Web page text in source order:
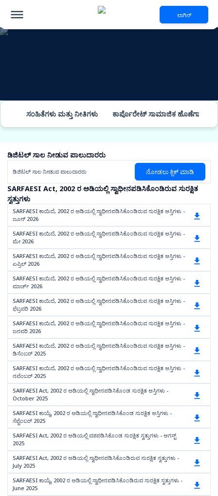
ಲಾಗಿನ್
ಹೂಡಿಕೆದಾರರ ಸಂಬಂಧಗಳು
ಸಂಹಿತೆಗಳು ಮತ್ತು ನೀತಿಗಳು ಕಾರ್ಪೊರೇಟ್ ಸಾಮಾಜಿಕ ಹೊಣೆಗಾರಿಕೆ
ಡಿಜಿಟಲ್ ಸಾಲ ನೀಡುವ ಪಾಲುದಾರರು
ಡಿಜಿಟಲ್ ಸಾಲ ನೀಡುವ ಪಾಲುದಾರರು ನೋಡಲು ಕ್ಲಿಕ್ ಮಾಡಿ
SARFAESI Act, 2002 ರ ಅಡಿಯಲ್ಲಿ ಸ್ವಾಧೀನಪಡಿಸಿಕೊಂಡಿರುವ ಸುರಕ್ಷಿತ
ಸ್ವತ್ತುಗಳು
SARFAESI ಕಾಯಿದೆ, 2002 ರ ಅಡಿಯಲ್ಲಿ ಸ್ವಾಧೀನಪಡಿಸಿಕೊಂಡಿರುವ ಸುರಕ್ಷಿತ ಆಸ್ತಿಗಳು -
ಜೂನ್ 2026
SARFAESI ಕಾಯಿದೆ, 2002 ರ ಅಡಿಯಲ್ಲಿ ಸ್ವಾಧೀನಪಡಿಸಿಕೊಂಡಿರುವ ಸುರಕ್ಷಿತ ಆಸ್ತಿಗಳು -
ಮೇ 2026
SARFAESI ಕಾಯಿದೆ, 2002 ರ ಅಡಿಯಲ್ಲಿ ಸ್ವಾಧೀನಪಡಿಸಿಕೊಂಡಿರುವ ಸುರಕ್ಷಿತ ಆಸ್ತಿಗಳು -
ಏಪ್ರಿಲ್ 2026
SARFAESI ಕಾಯಿದೆ, 2002 ರ ಅಡಿಯಲ್ಲಿ ಸ್ವಾಧೀನಪಡಿಸಿಕೊಂಡಿರುವ ಸುರಕ್ಷಿತ ಆಸ್ತಿಗಳು -
ಮಾರ್ಚ್ 2026
SARFAESI ಕಾಯಿದೆ, 2002 ರ ಅಡಿಯಲ್ಲಿ ಸ್ವಾಧೀನಪಡಿಸಿಕೊಂಡಿರುವ ಸುರಕ್ಷಿತ ಆಸ್ತಿಗಳು -
ಫೆಬ್ರವರಿ 2026
SARFAESI ಕಾಯಿದೆ, 2002 ರ ಅಡಿಯಲ್ಲಿ ಸ್ವಾಧೀನಪಡಿಸಿಕೊಂಡಿರುವ ಸುರಕ್ಷಿತ ಆಸ್ತಿಗಳು -
ಜನವರಿ 2026
SARFAESI ಕಾಯಿದೆ, 2002 ರ ಅಡಿಯಲ್ಲಿ ಸ್ವಾಧೀನಪಡಿಸಿಕೊಂಡಿರುವ ಸುರಕ್ಷಿತ ಆಸ್ತಿಗಳು -
ಡಿಸೆಂಬರ್ 2025
SARFAESI ಕಾಯಿದೆ, 2002 ರ ಅಡಿಯಲ್ಲಿ ಸ್ವಾಧೀನಪಡಿಸಿಕೊಂಡಿರುವ ಸುರಕ್ಷಿತ ಆಸ್ತಿಗಳು -
ನವೆಂಬರ್ 2025
SARFAESI Act, 2002 ರ ಅಡಿಯಲ್ಲಿ ಸ್ವಾಧೀನಪಡಿಸಿಕೊಂಡ ಸುರಕ್ಷಿತ ಆಸ್ತಿಗಳು -
October 2025
SARFAESI ಕಾಯ್ದೆ, 2002 ರ ಅಡಿಯಲ್ಲಿ ಸ್ವಾಧೀನಪಡಿಸಿಕೊಂಡ ಸುರಕ್ಷಿತ ಆಸ್ತಿಗಳು -
ಸೆಪ್ಟೆಂಬರ್ 2025
SARFAESI Act, 2002 ರ ಅಡಿಯಲ್ಲಿ ವಶಪಡಿಸಿಕೊಂಡ ಸುರಕ್ಷಿತ ಸ್ವತ್ತುಗಳು - ಆಗಸ್ಟ್
2025
SARFAESI Act, 2002 ರ ಅಡಿಯಲ್ಲಿ ಸ್ವಾಧೀನಪಡಿಸಿಕೊಂಡಿರುವ ಸುರಕ್ಷಿತ ಸ್ವತ್ತುಗಳು -
July 2025
SARFAESI ಕಾಯ್ದೆ, 2002 ರ ಅಡಿಯಲ್ಲಿ ಸ್ವಾಧೀನಪಡಿಸಿಕೊಂಡಿರುವ ಸುರಕ್ಷಿತ ಸ್ವತ್ತುಗಳು -
June 2025